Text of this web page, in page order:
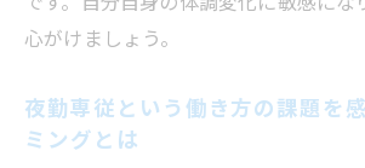
心がけましょう。
夜勤専従という働き方の課題を
ミングとは